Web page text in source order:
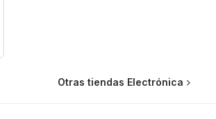
Otras tiendas Electrónica